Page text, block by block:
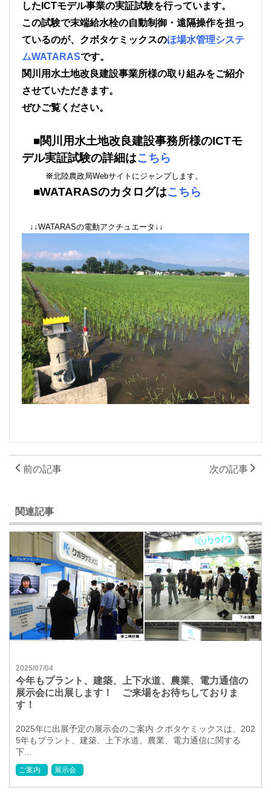
したICTモデル事業の実証試験を行っています。
この試験で末端給水栓の自動制御・遠隔操作を担っ
ているのが、 クボタケミックスのほ場水管理システ
ムWATARASです。
関川用水土地改良建設事業所様の取り組みをご紹介
させていただきます。
ぜひご覧ください。
■関川用水土地改良建設事務所様のICTモ
デル実証試験の詳細はこちら
※北陸農政局Webサイトにジャンプします。
■WATARASのカタログはこちら
↓↓WATARASの電動アクチュエータ↓↓
前の記事 次の記事
関連記事
2025/07/04
今年もプラント、建築、上下水道、農業、電力通信の
展示会に出展します！ ご来場をお待ちしておりま
す！
2025年に出展予定の展示会のご案内 クボタケミックスは、202
5年もプラント、建築、上下水道、農業、電力通信に関する
下...
ご案内 展示会